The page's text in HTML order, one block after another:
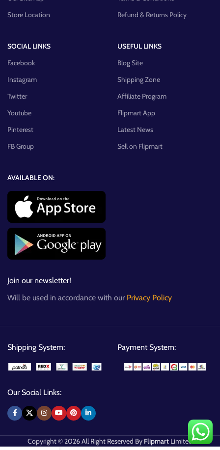
Store Location
Refund & Returns Policy
SOCIAL LINKS
Facebook
Instagram
Twitter
Youtube
Pinterest
FB Group
USEFUL LINKS
Blog Site
Shipping Zone
Affiliate Program
Flipmart App
Latest News
Sell on Flipmart
AVAILABLE ON:
Join our newsletter!
Will be used in accordance with our Privacy Policy
Shipping System: Payment System:
Our Social Links:
Copyright © 2026 All Right Reserved By Flipmart Limited